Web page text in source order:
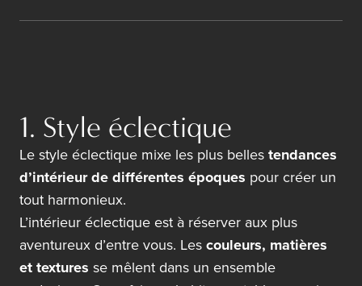
1. Style éclectique
Le style éclectique mixe les plus bellestendances
d’intérieur de différentes époques pour créer un
tout harmonieux.
L’intérieur éclectique est à réserver aux plus
aventureux d’entre vous. Lescouleurs, matières
et textures se mêlent dans un ensemble